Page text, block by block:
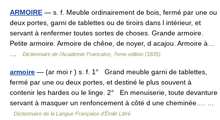
ARMOIRE — s. f. Meuble ordinairement de bois, fermé par une ou
deux portes, garni de tablettes ou de tiroirs dans l intérieur, et
servant à renfermer toutes sortes de choses. Grande armoire.
Petite armoire. Armoire de chêne, de noyer, d acajou. Armoire à…
Dictionnaire de l'Academie Francaise, 7eme edition (1835)
armoire — (ar moi r ) s. f. 1° Grand meuble garni de tablettes,
fermé par une ou deux portes, et destiné le plus souvent à
contenir les hardes ou le linge. 2° En menuiserie, toute devanture
servant à masquer un renfoncement à côté d une cheminée.… …
Dictionnaire de la Langue Française d'Émile Littré